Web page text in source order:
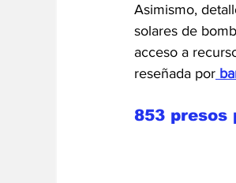
Asimismo,
solares de
acceso a
reseñada por
853 presos